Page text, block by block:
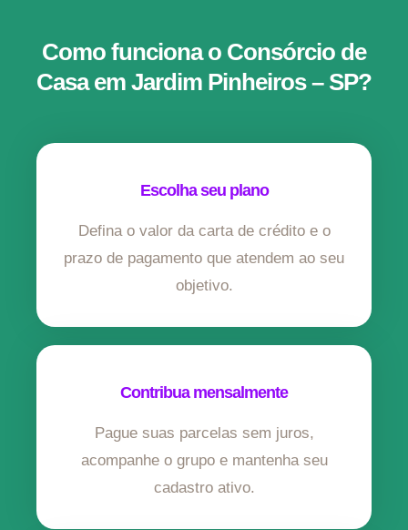
Como funciona o Consórcio de
Casa em Jardim Pinheiros – SP?
Escolha seu plano
Defina o valor da carta de crédito e o
prazo de pagamento que atendem ao seu
objetivo.
Contribua mensalmente
Pague suas parcelas sem juros,
acompanhe o grupo e mantenha seu
cadastro ativo.